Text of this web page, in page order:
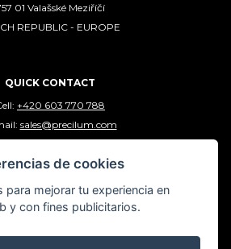
01 Valašské Meziříčí
REPUBLIC - EUROPE
QUICK CONTACT
+420 603 770 788
sales@precilum.com
de cookies
para mejorar tu experiencia en
y con fines publicitarios.